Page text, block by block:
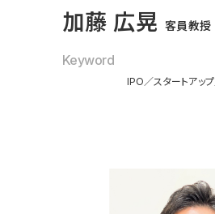
加藤 広晃 客員教授
Keyword
IPO スタートアップ